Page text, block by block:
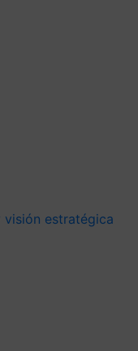
visión estratégica